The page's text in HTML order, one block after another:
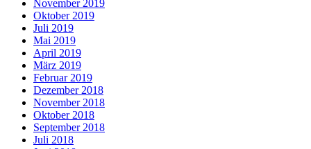
November 2019
Oktober 2019
Juli 2019
Mai 2019
April 2019
März 2019
Februar 2019
Dezember 2018
November 2018
Oktober 2018
September 2018
Juli 2018